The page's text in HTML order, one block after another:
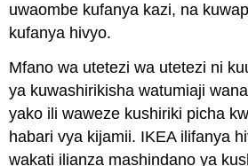
uwaombe kufanya kazi, na
kufanya hivyo.
Mfano wa utetezi wa utetezi ni
ya kuwashirikisha watumiaji
yako ili waweze kushiriki picha
habari vya kijamii. IKEA ilifanya
wakati ilianza mashindano ya